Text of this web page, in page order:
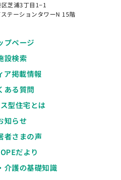
芝浦3丁目1−1
テーションタワーN 15階
プページ
設検索
ア掲載情報
ある質問
型住宅とは
知らせ
者さまの声
だより
介護の基礎知識